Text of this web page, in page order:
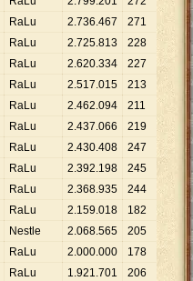
RaLu 2.736.467 271
RaLu 2.725.813 228
RaLu 2.620.334 227
RaLu 2.517.015 213
RaLu 2.462.094 211
RaLu 2.437.066 219 11
RaLu 2.430.408 247 9
RaLu 2.392.198 245
RaLu 2.368.935 244 9
RaLu 2.159.018 182
Nestle 2.068.565 205
RaLu 2.000.000 178
RaLu 1.921.701 206